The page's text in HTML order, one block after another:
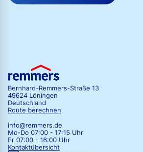
Bernhard-Remmers-Straße 13
49624 Löningen
Deutschland
Route berechnen
info@remmers.de
Mo-Do 07:00 - 17:15 Uhr
Fr 07:00 - 16:00 Uhr
Kontaktübersicht